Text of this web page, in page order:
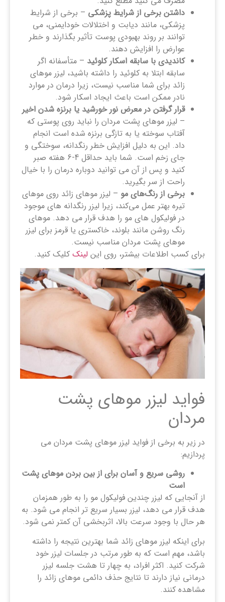
داشتن برخی از شرایط پزشکی – برخی از شرایط
پزشکی، مانند دیابت و اختلالات خودایمنی، می
توانند بر روند بهبودی پوست تأثیر بگذارند و خطر
عوارض را افزایش دهند.
کاندیدی با سابقه اسکار کلوئید – متأسفانه اگر
سابقه ابتلا به کلوئید را داشته باشید، لیزر موهای
زائد برای شما مناسب نیست، زیرا درمان در موارد
نادر ممکن است باعث ایجاد اسکار شود.
قرار گرفتن در معرض نور خورشید یا برنزه شدن اخیر
– لیزر موهای پشت مردان را نباید روی پوستی که
آفتاب سوخته یا به تازگی برنزه شده است انجام
داد. این به دلیل افزایش خطر رنگدانه، سوختگی و
جای زخم است. شما باید حداقل 4-6 هفته صبر
کنید و پس از آن می توانید دوباره درمان را با خیال
راحت از سر بگیرید.
برخی از رنگ‌های مو – لیزر موهای زائد روی موهای
تیره بهتر عمل می‌کند، زیرا لیزر رنگدانه ‌های موجود
در فولیکول ‌های مو را هدف قرار می‌ دهد. موهای
رنگ روشن مانند بلوند، خاکستری یا قرمز برای لیزر
موهای پشت مردان مناسب نیست.
برای کسب اطلاعات بیشتر، روی این لینک کلیک کنید.
فواید لیزر موهای پشت
مردان
در زیر به برخی از فواید لیزر موهای پشت مردان می
پردازیم:
روشی سریع و آسان برای از بین بردن موهای پشت
است
از آنجایی که لیزر چندین فولیکول مو را به طور همزمان
هدف قرار می دهد، لیزر بسیار سریع تر انجام می شود. به
هر حال با وجود سرعت بالا، اثربخشی آن کمتر نمی شود.
برای اینکه لیزر موهای زائد شما بهترین نتیجه را داشته
باشد، مهم است که به طور مرتب در جلسات لیزر خود
شرکت کنید. اکثر افراد، به چهار تا هشت جلسه لیزر
درمانی نیاز دارند تا نتایج حذف دائمی موهای زائد را
مشاهده کنند.